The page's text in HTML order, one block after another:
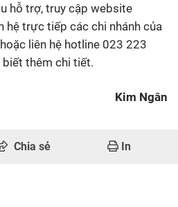
hỗ trợ, truy cập website
hệ trực tiếp các chi nhánh của
liên hệ hotline 023 223
thêm chi tiết.
Kim Ngân
Chia sẻ In